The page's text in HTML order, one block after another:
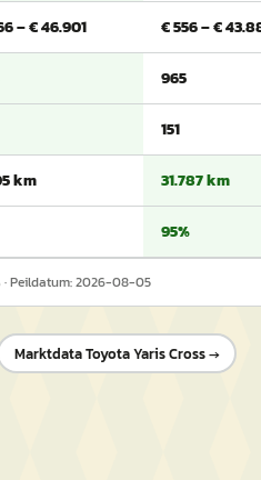
– € 46.901 € 556 – €
965
151
km 31.787 km
95%
· Peildatum:2026-08-05
MarktdataToyota Yaris Cross→